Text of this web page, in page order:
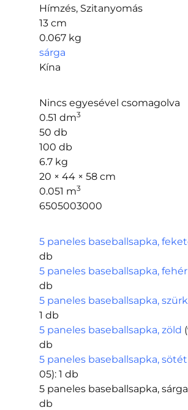
Hímzés, Szitanyomás
13 cm
0.067 kg
sárga
Kína
Nincs egyesével csomagolva
0.51 dm3
50 db
100 db
6.7 kg
20 × 44 × 58 cm
0.051 m3
6505003000
5 paneles baseballsapka,
db
5 paneles baseballsapka, fehér
db
5 paneles baseballsapka,
1 db
5 paneles baseballsapka, zöld
db
5 paneles baseballsapka,
05): 1 db
5 paneles baseballsapka, sárga
db